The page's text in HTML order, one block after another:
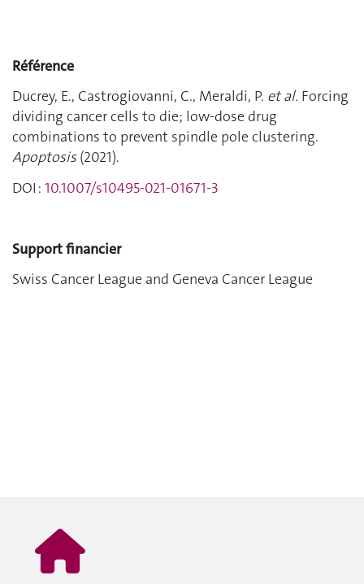
Référence
Ducrey, E., Castrogiovanni, C., Meraldi, P. et al. Forcing
dividing cancer cells to die; low‐dose drug
combinations to prevent spindle pole clustering.
Apoptosis(2021).
DOI : 10.1007/s10495-021-01671-3
Support financier
Swiss Cancer League and Geneva Cancer League